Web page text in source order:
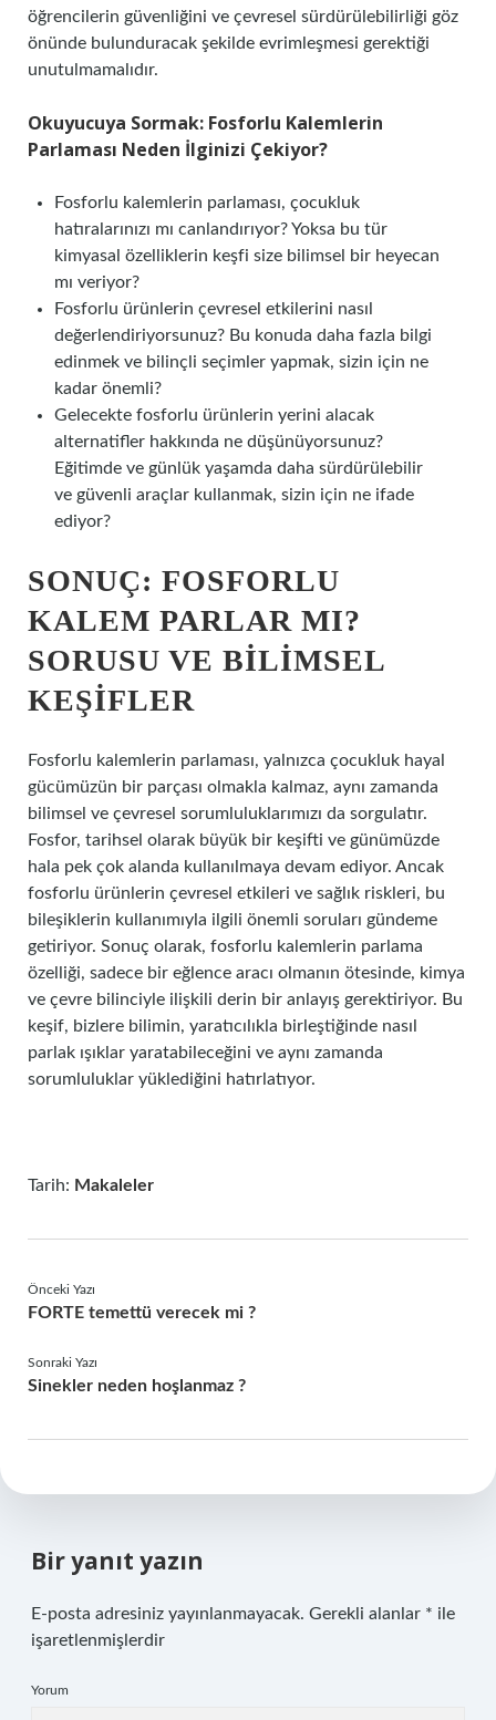
öğrencilerin güvenliğini ve çevresel sürdürülebilirliği göz
önünde bulunduracak şekilde evrimleşmesi gerektiği
unutulmamalıdır.
Okuyucuya Sormak: Fosforlu Kalemlerin
Parlaması Neden İlginizi Çekiyor?
Fosforlu kalemlerin parlaması, çocukluk
hatıralarınızı mı canlandırıyor? Yoksa bu tür
kimyasal özelliklerin keşfi size bilimsel bir heyecan
mı veriyor?
Fosforlu ürünlerin çevresel etkilerini nasıl
değerlendiriyorsunuz? Bu konuda daha fazla bilgi
edinmek ve bilinçli seçimler yapmak, sizin için ne
kadar önemli?
Gelecekte fosforlu ürünlerin yerini alacak
alternatifler hakkında ne düşünüyorsunuz?
Eğitimde ve günlük yaşamda daha sürdürülebilir
ve güvenli araçlar kullanmak, sizin için ne ifade
ediyor?
SONUÇ: FOSFORLU
KALEM PARLAR MI?
SORUSU VE BILIMSEL
KEŞIFLER
Fosforlu kalemlerin parlaması, yalnızca çocukluk hayal
gücümüzün bir parçası olmakla kalmaz, aynı zamanda
bilimsel ve çevresel sorumluluklarımızı da sorgulatır.
Fosfor, tarihsel olarak büyük bir keşifti ve günümüzde
hala pek çok alanda kullanılmaya devam ediyor. Ancak
fosforlu ürünlerin çevresel etkileri ve sağlık riskleri, bu
bileşiklerin kullanımıyla ilgili önemli soruları gündeme
getiriyor. Sonuç olarak, fosforlu kalemlerin parlama
özelliği, sadece bir eğlence aracı olmanın ötesinde, kimya
ve çevre bilinciyle ilişkili derin bir anlayış gerektiriyor. Bu
keşif, bizlere bilimin, yaratıcılıkla birleştiğinde nasıl
parlak ışıklar yaratabileceğini ve aynı zamanda
sorumluluklar yüklediğini hatırlatıyor.
Tarih: Makaleler
Önceki Yazı
FORTE temettü verecek mi ?
Sonraki Yazı
Sinekler neden hoşlanmaz ?
Bir yanıt yazın
E-posta adresiniz yayınlanmayacak. Gerekli alanlar * ile
işaretlenmişlerdir
Yorum